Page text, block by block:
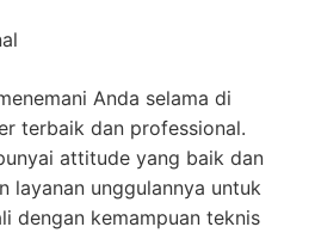
Anda selama di
terbaik dan professional.
attitude yang baik dan
layanan unggulannya untuk
dengan kemampuan teknis